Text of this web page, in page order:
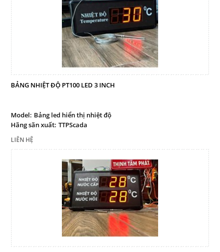
BẢNG NHIỆT ĐỘ PT100 LED 3 INCH
Model: Bảng led hiển thị nhiệt độ
Hãng sãn xuất: TTPScada
LIÊN HỆ